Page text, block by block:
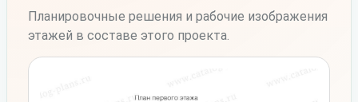
Планировочные решения и рабочие изображения
этажей в составе этого проекта.